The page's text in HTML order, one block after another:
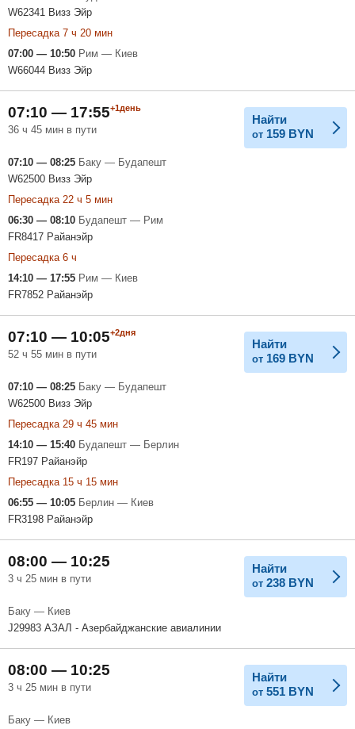
W62341 Визз Эйр
Пересадка 7 ч 20 мин
07:00 — 10:50 Рим — Киев
W66044 Визз Эйр
07:10 — 17:55+1день
36 ч 45 мин в пути
Найти
от 159 BYN
07:10 — 08:25 Баку — Будапешт
W62500 Визз Эйр
Пересадка 22 ч 5 мин
06:30 — 08:10 Будапешт — Рим
FR8417 Райанэйр
Пересадка 6 ч
14:10 — 17:55 Рим — Киев
FR7852 Райанэйр
07:10 — 10:05+2дня
52 ч 55 мин в пути
Найти
от 169 BYN
07:10 — 08:25 Баку — Будапешт
W62500 Визз Эйр
Пересадка 29 ч 45 мин
14:10 — 15:40 Будапешт — Берлин
FR197 Райанэйр
Пересадка 15 ч 15 мин
06:55 — 10:05 Берлин — Киев
FR3198 Райанэйр
08:00 — 10:25
3 ч 25 мин в пути
Найти
от 238 BYN
Баку — Киев
J29983 АЗАЛ - Азербайджанские авиалинии
08:00 — 10:25
3 ч 25 мин в пути
Найти
от 551 BYN
Баку — Киев